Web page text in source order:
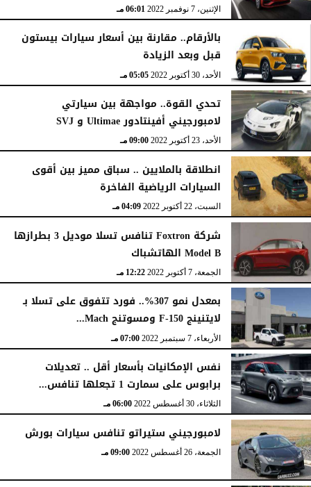
الإثنين، 7 نوفمبر 2022 06:01 مـ
بالأرقام.. مقارنة بين أسعار سيارات بيستون
قبل وبعد الزيادة
الأحد، 30 أكتوبر 2022 05:05 مـ
تحدي القوة.. مواجهة بين سيارتي
لامبورجيني أفينتادور Ultimae و SVJ
الأحد، 23 أكتوبر 2022 09:00 مـ
انطلاقة بالملايين .. سباق مميز بين أقوى
السيارات الرياضية الفاخرة
السبت، 22 أكتوبر 2022 04:09 مـ
شركة Foxtron تنافس تسلا موديل 3 بطرازها
Model B الهاتشباك
الجمعة، 7 أكتوبر 2022 12:22 مـ
بمعدل نمو 307%.. فورد تتفوق على تسلا بـ
لايتنينج F-150 ومسوتنج Mach...
الأربعاء، 7 سبتمبر 2022 07:00 مـ
نفس الإمكانيات بأسعار أقل .. تعديلات
برابوس على سمارت 1 تجعلها تنافس...
الثلاثاء، 30 أغسطس 2022 06:00 مـ
لامبورجيني ستيراتو تنافس سيارات بورش
الجمعة، 26 أغسطس 2022 09:00 مـ